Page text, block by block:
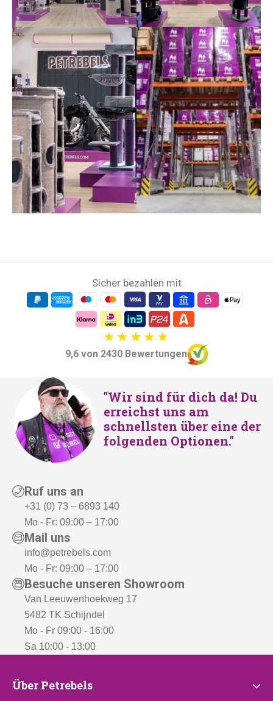
Sicher bezahlen mit
9,6 von 2430 Bewertungen
"Wir sind für dich da! Du
erreichst uns am
schnellsten über eine der
folgenden Optionen."
Ruf uns an
+31 (0) 73 – 6893 140
Mo - Fr: 09:00 – 17:00
Mail uns
info@petrebels.com
Mo - Fr: 09:00 – 17:00
Besuche unseren Showroom
Van Leeuwenhoekweg 17
5482 TK Schijndel
Mo - Fr 09:00 - 16:00
Sa 10:00 - 13:00
Über
Über Petrebels